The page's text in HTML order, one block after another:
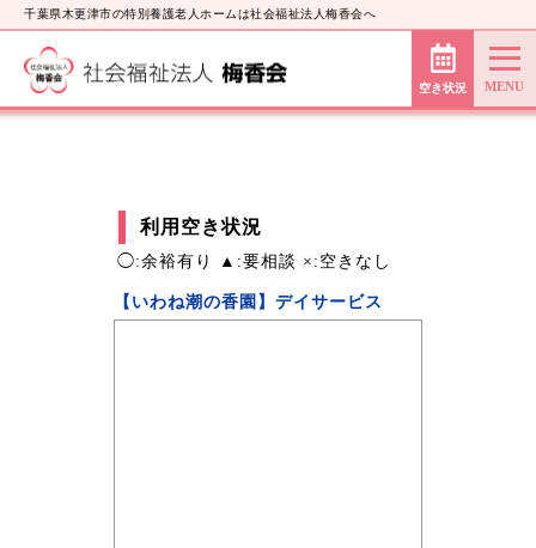
千葉県木更津市の特別養護老人ホームは社会福祉法人梅香会へ
空き状況
利用空き状況
◯:余裕有り ▲:要相談 ×:空きなし
【いわね潮の香園】デイサービス